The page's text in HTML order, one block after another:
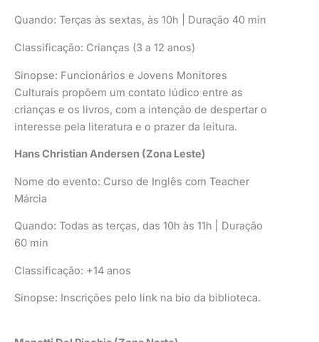
Quando: Terças às sextas, às 10h | Duração 40 min
Classificação: Crianças (3 a 12 anos)
Sinopse: Funcionários e Jovens Monitores
Culturais propõem um contato lúdico entre as
crianças e os livros, com a intenção de despertar o
interesse pela literatura e o prazer da leitura.
Hans Christian Andersen (Zona Leste)
Nome do evento: Curso de Inglês com Teacher
Márcia
Quando: Todas as terças, das 10h às 11h | Duração
60 min
Classificação: +14 anos
Sinopse: Inscrições pelo link na bio da biblioteca.